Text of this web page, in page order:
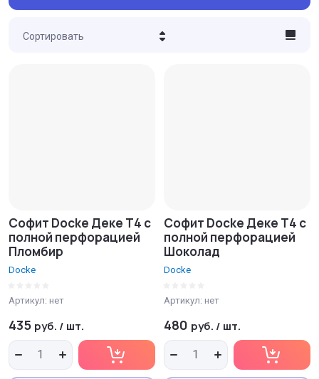
Сортировать
Софит Docke Деке T4 с
полной перфорацией
Пломбир
Docke
Артикул: нет
435 руб. / шт.
Софит Docke Деке T4 с
полной перфорацией
Шоколад
Docke
Артикул: нет
480 руб. / шт.